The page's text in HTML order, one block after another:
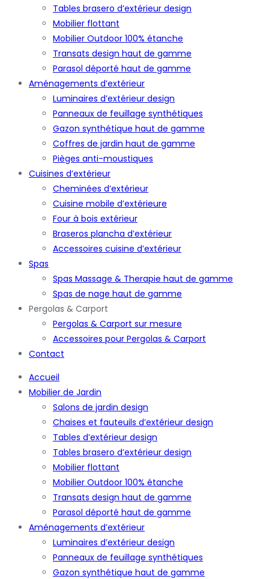
Tables brasero d’extérieur design
Mobilier flottant
Mobilier Outdoor 100% étanche
Transats design haut de gamme
Parasol déporté haut de gamme
Aménagements d’extérieur
Luminaires d’extérieur design
Panneaux de feuillage synthétiques
Gazon synthétique haut de gamme
Coffres de jardin haut de gamme
Pièges anti-moustiques
Cuisines d’extérieur
Cheminées d’extérieur
Cuisine mobile d’extérieure
Four à bois extérieur
Braseros plancha d’extérieur
Accessoires cuisine d’extérieur
Spas
Spas Massage & Therapie haut de gamme
Spas de nage haut de gamme
Pergolas & Carport
Pergolas & Carport sur mesure
Accessoires pour Pergolas & Carport
Contact
Accueil
Mobilier de Jardin
Salons de jardin design
Chaises et fauteuils d’extérieur design
Tables d’extérieur design
Tables brasero d’extérieur design
Mobilier flottant
Mobilier Outdoor 100% étanche
Transats design haut de gamme
Parasol déporté haut de gamme
Aménagements d’extérieur
Luminaires d’extérieur design
Panneaux de feuillage synthétiques
Gazon synthétique haut de gamme